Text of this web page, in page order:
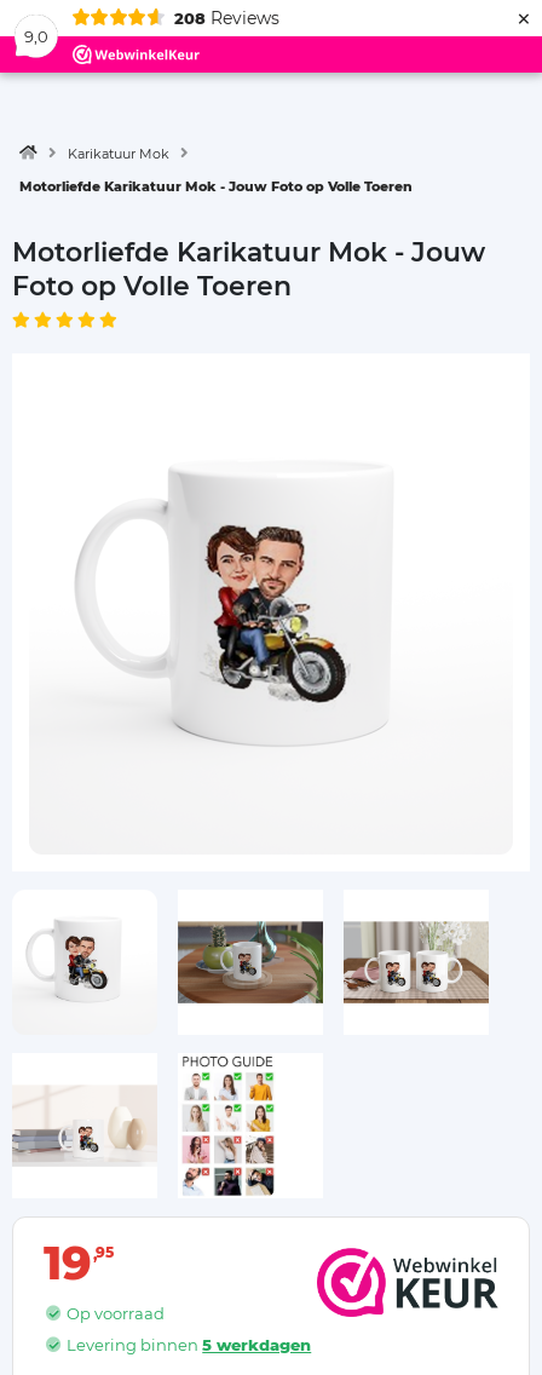
9,0
208 Reviews ×
Menu
Karikatuur Mok
Motorliefde Karikatuur Mok - Jouw Foto op Volle Toeren
Motorliefde Karikatuur Mok - Jouw
Foto op Volle Toeren
19 95
Op voorraad
Levering binnen5 werkdagen